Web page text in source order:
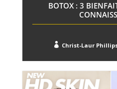
BOTOX : 3
 Christ-Laur